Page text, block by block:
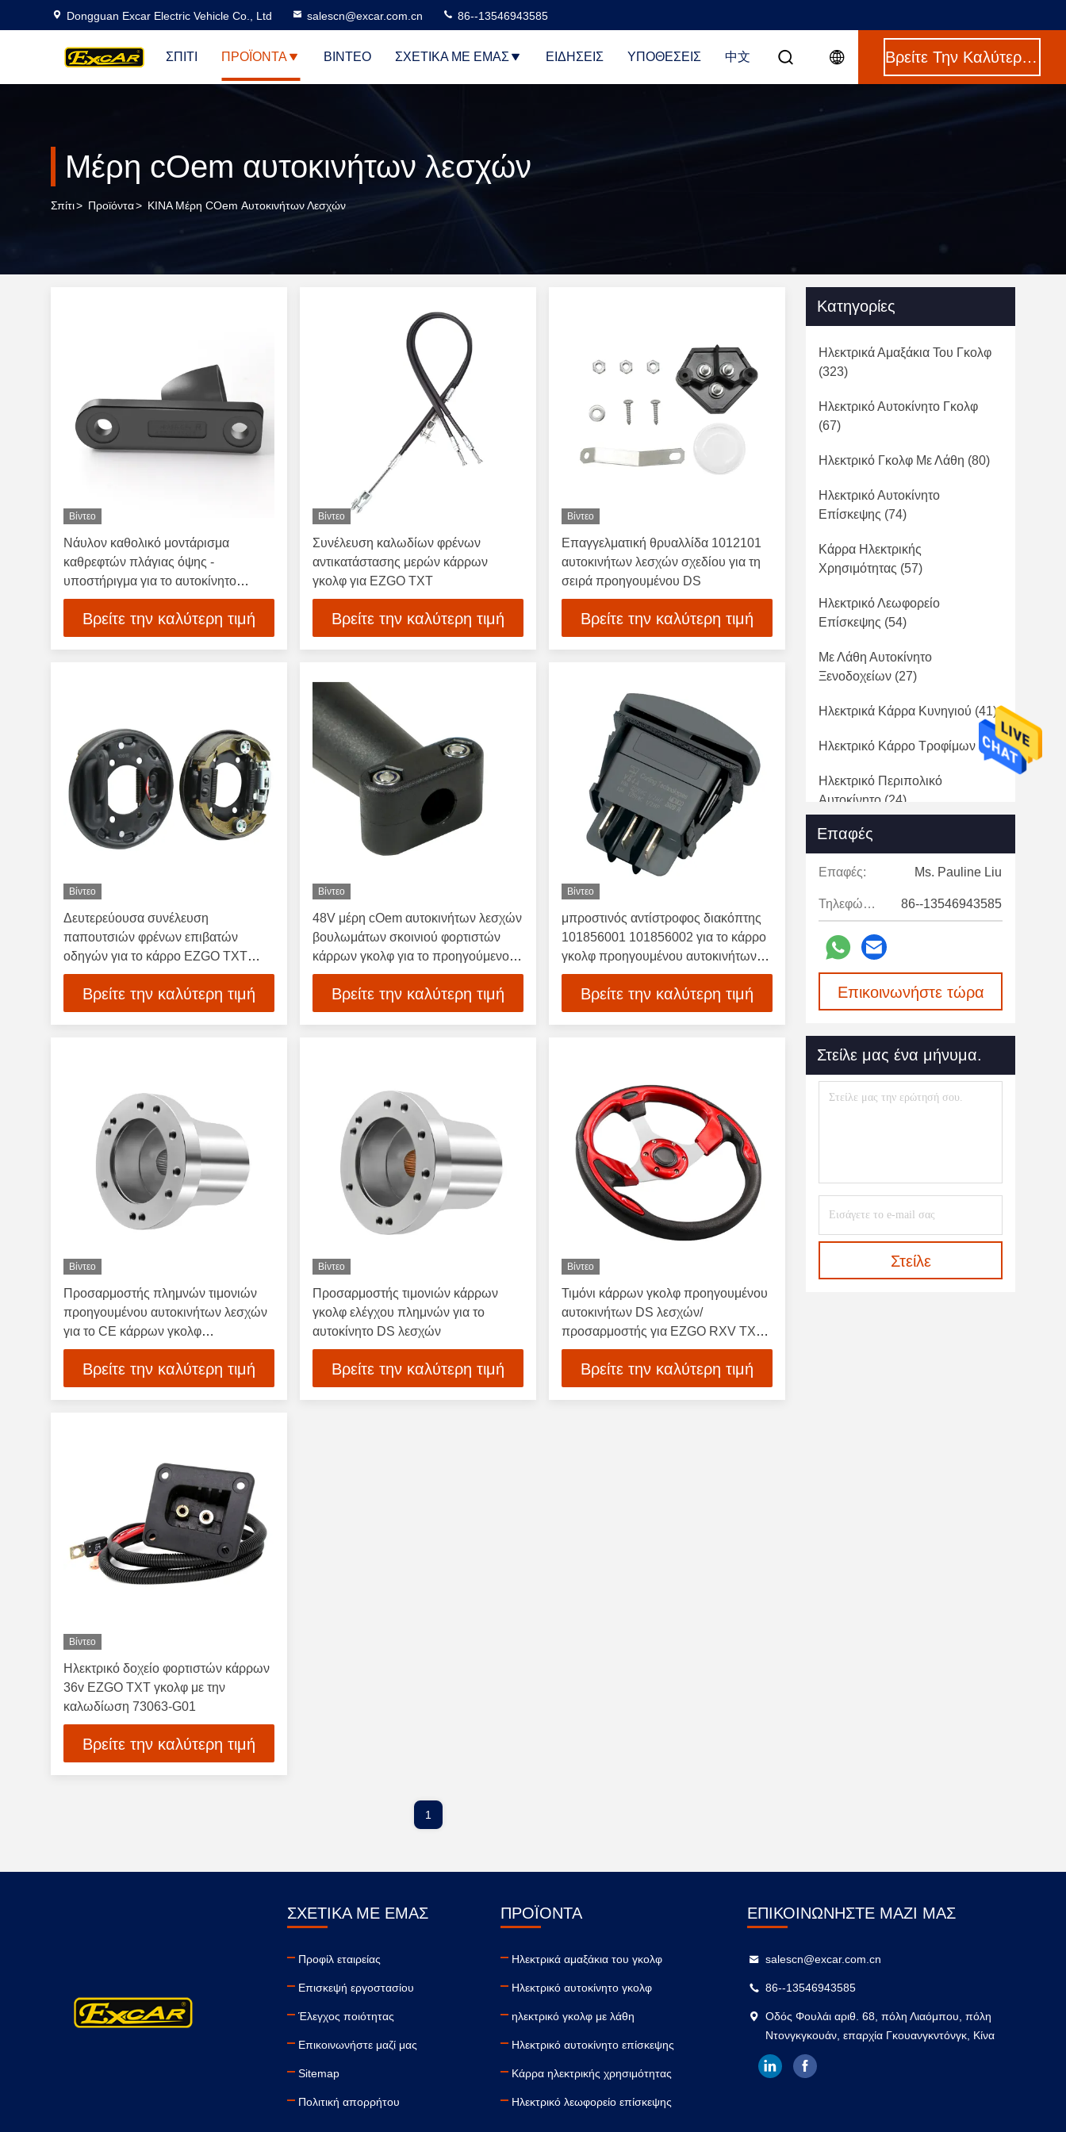
Dongguan Excar Electric Vehicle Co., Ltd salescn@excar.com.cn 86--13546943585
ΣΠΊΤΙ ΠΡΟΪΌΝΤΑ ΒΊΝΤΕΟ ΣΧΕΤΙΚΆ ΜΕ ΕΜΆΣ ΕΙΔΉΣΕΙΣ ΥΠΟΘΈΣΕΙΣ 中文 Βρείτε Την Καλύτερη Τιμή
Μέρη cOem αυτοκινήτων λεσχών
Σπίτι> Προϊόντα> ΚΙΝΑ Μέρη COem Αυτοκινήτων Λεσχών
Βίντεο
Νάυλον καθολικό μοντάρισμα
καθρεφτών πλάγιας όψης -
υποστήριγμα για το αυτοκίνητο
λεσχών EZGO YAMAHA
Βρείτε την καλύτερη τιμή
Βίντεο
Συνέλευση καλωδίων φρένων
αντικατάστασης μερών κάρρων
γκολφ για EZGO TXT
Βρείτε την καλύτερη τιμή
Βίντεο
Επαγγελματική θρυαλλίδα 1012101
αυτοκινήτων λεσχών σχεδίου για τη
σειρά προηγουμένου DS
Βρείτε την καλύτερη τιμή
Βίντεο
Δευτερεύουσα συνέλευση
παπουτσιών φρένων επιβατών
οδηγών για το κάρρο EZGO TXT
PDS γκολφ
Βρείτε την καλύτερη τιμή
Βίντεο
48V μέρη cOem αυτοκινήτων λεσχών
βουλωμάτων σκοινιού φορτιστών
κάρρων γκολφ για το προηγούμενο
101828901 DS
Βρείτε την καλύτερη τιμή
Βίντεο
μπροστινός αντίστροφος διακόπτης
101856001 101856002 για το κάρρο
γκολφ προηγουμένου αυτοκινήτων
DS λεσχών
Βρείτε την καλύτερη τιμή
Βίντεο
Προσαρμοστής πλημνών τιμονιών
προηγουμένου αυτοκινήτων λεσχών
για το CE κάρρων γκολφ
επικυρωμένο
Βρείτε την καλύτερη τιμή
Βίντεο
Προσαρμοστής τιμονιών κάρρων
γκολφ ελέγχου πλημνών για το
αυτοκίνητο DS λεσχών
Βρείτε την καλύτερη τιμή
Βίντεο
Τιμόνι κάρρων γκολφ προηγουμένου
αυτοκινήτων DS λεσχών/
προσαρμοστής για EZGO RXV TXT
Yamaha
Βρείτε την καλύτερη τιμή
Βίντεο
Ηλεκτρικό δοχείο φορτιστών κάρρων
36v EZGO TXT γκολφ με την
καλωδίωση 73063-G01
Βρείτε την καλύτερη τιμή
Κατηγορίες
Ηλεκτρικά Αμαξάκια Του Γκολφ
(323)
Ηλεκτρικό Αυτοκίνητο Γκολφ
(67)
Ηλεκτρικό Γκολφ Με Λάθη (80)
Ηλεκτρικό Αυτοκίνητο
Επίσκεψης (74)
Κάρρα Ηλεκτρικής
Χρησιμότητας (57)
Ηλεκτρικό Λεωφορείο
Επίσκεψης (54)
Με Λάθη Αυτοκίνητο
Ξενοδοχείων (27)
Ηλεκτρικά Κάρρα Κυνηγιού (41)
Ηλεκτρικό Κάρρο Τροφίμων (19)
Ηλεκτρικό Περιπολικό
Αυτοκίνητο (24)
Ηλεκτρικό Αυτοκίνητο
Ασθενοφόρων(22)
(20)
Εξαρτήματα Κάρρων Γκολφ
Μέρη COem Αυτοκινήτων
Λεσχών(10)
Κάρρα Γκολφ (17)
Επαφές
Επαφές: Ms. Pauline Liu
Τηλεφώνημα: 86--13546943585
Επικοινωνήστε τώρα
Στείλε μας ένα μήνυμα.
Στείλε
1
ΣΧΕΤΙΚΆ ΜΕ ΕΜΆΣ
Προφίλ εταιρείας
Επισκεψή εργοστασίου
Έλεγχος ποιότητας
Επικοινωνήστε μαζί μας
Sitemap
Πολιτική απορρήτου
ΠΡΟΪΌΝΤΑ
Ηλεκτρικά αμαξάκια του γκολφ
Ηλεκτρικό αυτοκίνητο γκολφ
ηλεκτρικό γκολφ με λάθη
Ηλεκτρικό αυτοκίνητο επίσκεψης
Κάρρα ηλεκτρικής χρησιμότητας
Ηλεκτρικό λεωφορείο επίσκεψης
ΕΠΙΚΟΙΝΩΝΉΣΤΕ ΜΑΖΊ ΜΑΣ
salescn@excar.com.cn
86--13546943585
Οδός Φουλάι αριθ. 68, πόλη Λιαόμπου, πόλη
Ντονγκγκουάν, επαρχία Γκουανγκντόνγκ, Κίνα